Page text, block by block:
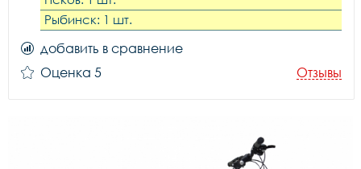
Рыбинск: 1 шт.
добавить в сравнение
Оценка 5
Отзывы